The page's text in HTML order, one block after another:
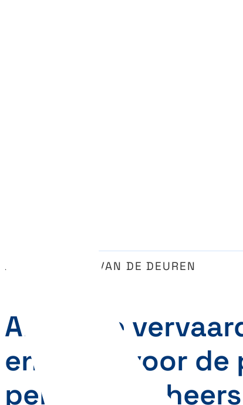
DE PLAATSING VAN DE DEUREN
Abihome
en zorgt voor de
perfecte